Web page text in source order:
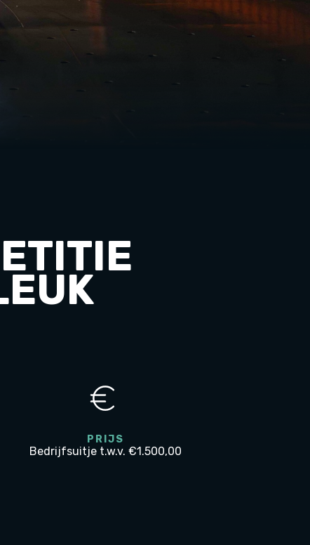
PRIJS
Bedrijfsuitje t.w.v. €1.500,00